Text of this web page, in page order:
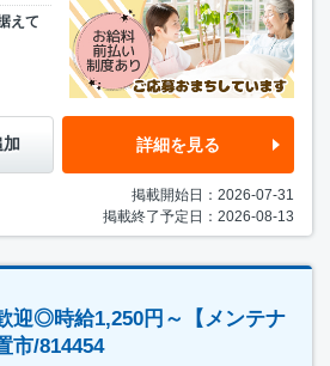
えて
加 詳細を見る
掲載開始日：2026-07-31
掲載終了予定日：2026-08-13
迎◎時給1,250円～【メンテナ
市/814454